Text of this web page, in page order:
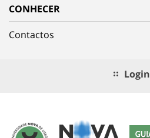
CONHECER
Contactos
Login